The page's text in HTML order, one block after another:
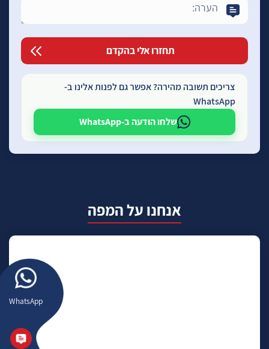
WhatsApp
צריכים תשובה מהירה? אפשר גם לפנות אלינו ב-
WhatsApp
שלחו הודעה ב-WhatsApp
אנחנו על המפה